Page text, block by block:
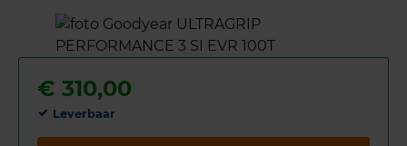
€ 310,00
Leverbaar